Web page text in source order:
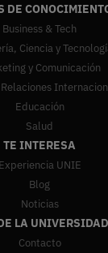
DE
Business & Tech
Ciencia y
y Comunicación
Educación
Salud
TE INTERESA
Experiencia UNIE
Blog
Noticias
LA UNIVERSIDAD
Contacto